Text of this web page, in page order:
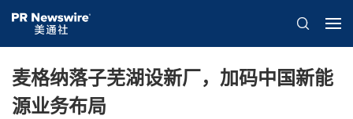
麦格纳落子芜湖设新厂，加码中国新能
源业务布局